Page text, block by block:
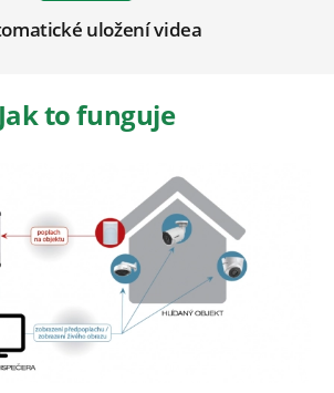
uložení videa
Jak to funguje